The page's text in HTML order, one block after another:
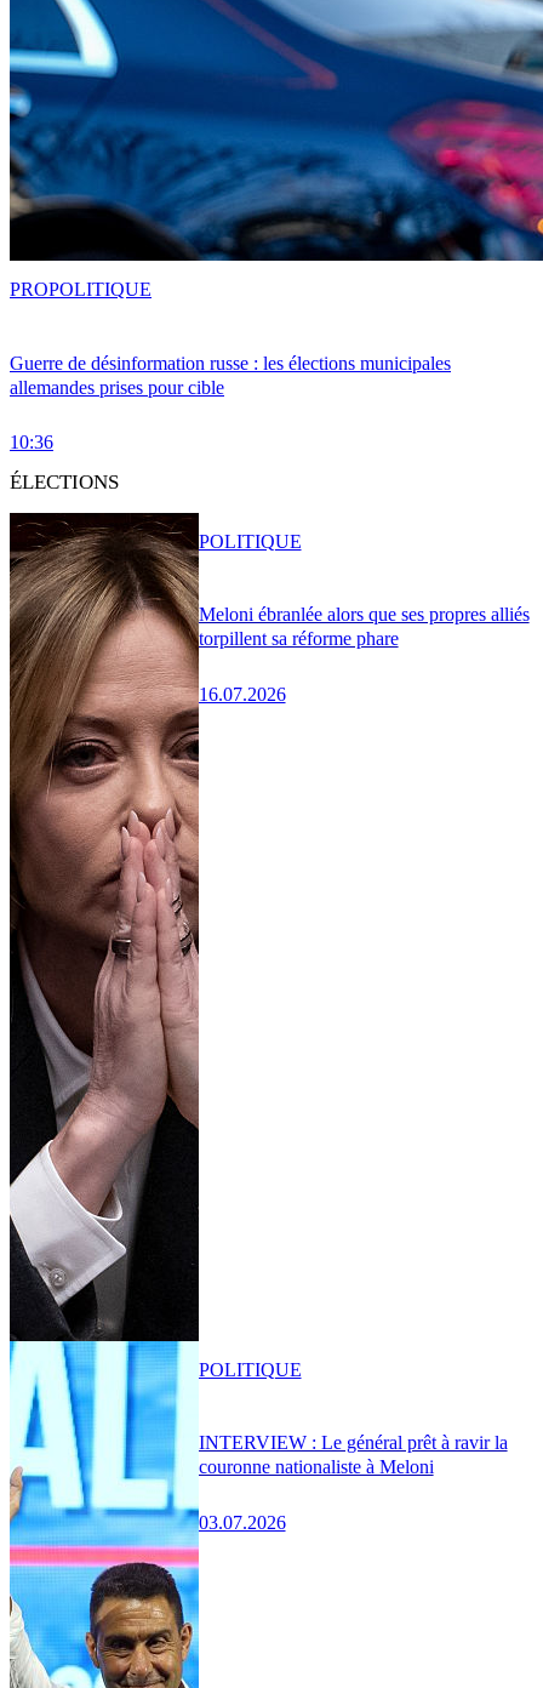
Guerre de désinformation russe : les élections municipales
allemandes prises pour cible
10:36
PROPOLITIQUE
ÉLECTIONS
Meloni ébranlée alors que ses propres alliés
torpillent sa réforme phare
16.07.2026
POLITIQUE
INTERVIEW : Le général prêt à ravir la
couronne nationaliste à Meloni
03.07.2026
POLITIQUE